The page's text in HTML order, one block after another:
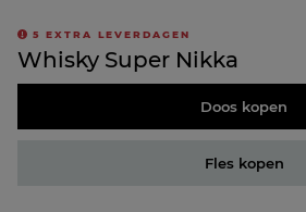
5 EXTRA LEVERDAGEN
Whisky Super Nikka
Doos kopen
Fles kopen